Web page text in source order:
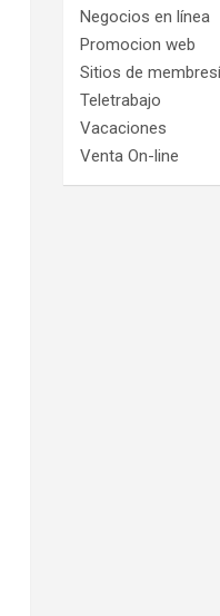
Negocios en línea
Promocion web
Sitios de
Teletrabajo
Vacaciones
Venta On-line